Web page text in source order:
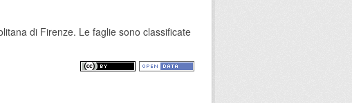
di Firenze. Le faglie sono classificate